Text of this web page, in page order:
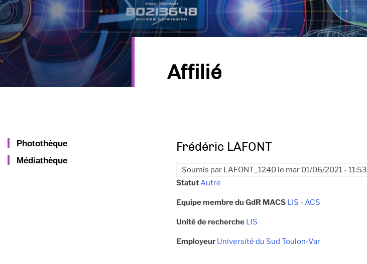
Affilié
Photothèque
Médiathèque
Frédéric LAFONT
Soumis par LAFONT_1240 le mar 01/06/2021 - 11:53
StatutAutre
Equipe membre du GdR MACS LIS - ACS
Unité de recherche LIS
Employeur Université du Sud Toulon-Var